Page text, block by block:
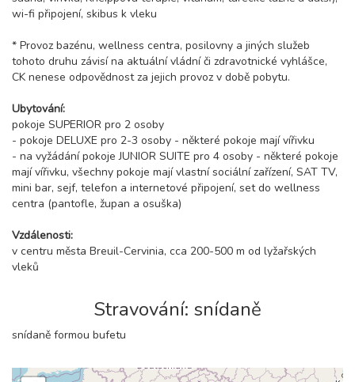
wi-fi připojení, skibus k vleku
* Provoz bazénu, wellness centra, posilovny a jiných služeb
tohoto druhu závisí na aktuální vládní či zdravotnické vyhlášce,
CK nenese odpovědnost za jejich provoz v době pobytu.
Ubytování:
pokoje SUPERIOR pro 2 osoby
- pokoje DELUXE pro 2-3 osoby - některé pokoje mají vířivku
- na vyžádání pokoje JUNIOR SUITE pro 4 osoby - některé pokoje
mají vířivku, všechny pokoje mají vlastní sociální zařízení, SAT TV,
mini bar, sejf, telefon a internetové připojení, set do wellness
centra (pantofle, župan a osuška)
Vzdálenosti:
v centru města Breuil-Cervinia, cca 200-500 m od lyžařských
vleků
Stravování: snídaně
snídaně formou bufetu